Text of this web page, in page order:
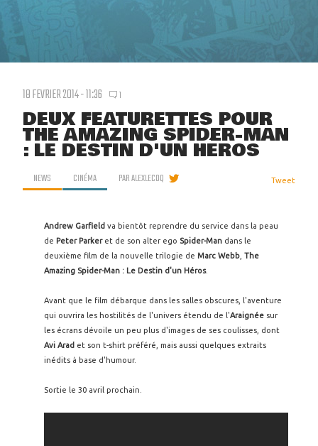
18 FEVRIER 2014 - 11:36 1
DEUX FEATURETTES POUR
THE AMAZING SPIDER-MAN
: LE DESTIN D'UN HÉROS
NEWS CINÉMA PARALEXLECOQ Tweet
Andrew Garfield va bientôt reprendre du service dans la peau
de Peter Parker et de son alter ego Spider-Man dans le
deuxième film de la nouvelle trilogie de Marc Webb The
Amazing Spider-Man : Le Destin d'un Héros.
Avant que le film débarque dans les salles obscures, l'aventure
qui ouvrira les hostilités de l'univers étendu de l'Araignée sur
les écrans dévoile un peu plus d'images de ses coulisses, dont
Avi Arad et son t-shirt préféré, mais aussi quelques extraits
inédits à base d'humour.
Sortie le 30 avril prochain.